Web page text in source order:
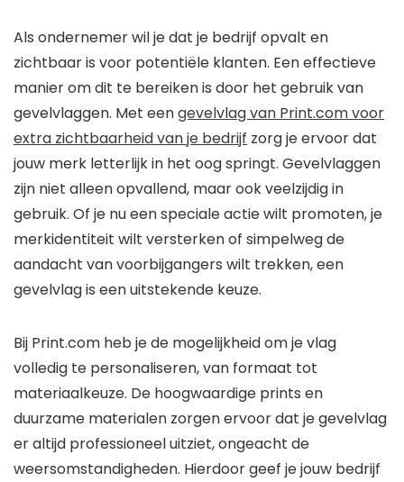
Als ondernemer wil je dat je bedrijf opvalt en
zichtbaar is voor potentiële klanten. Een effectieve
manier om dit te bereiken is door het gebruik van
gevelvlaggen. Met eengevelvlag van Print.com voor
extra zichtbaarheid van je bedrijf zorg je ervoor dat
jouw merk letterlijk in het oog springt. Gevelvlaggen
zijn niet alleen opvallend, maar ook veelzijdig in
gebruik. Of je nu een speciale actie wilt promoten, je
merkidentiteit wilt versterken of simpelweg de
aandacht van voorbijgangers wilt trekken, een
gevelvlag is een uitstekende keuze.
Bij Print.com heb je de mogelijkheid om je vlag
volledig te personaliseren, van formaat tot
materiaalkeuze. De hoogwaardige prints en
duurzame materialen zorgen ervoor dat je gevelvlag
er altijd professioneel uitziet, ongeacht de
weersomstandigheden. Hierdoor geef je jouw bedrijf